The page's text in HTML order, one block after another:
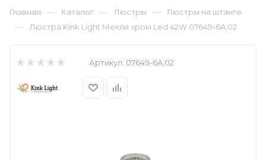
Главная — Каталог — Люстры — Люстры на штанге
— Люстра Kink Light Мекли хром Led 42W 07649-6A,02
Артикул: 07649-6A,02